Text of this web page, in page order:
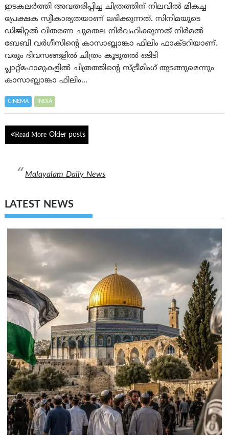
ഇടകലർത്തി അവതരിപ്പിച്ച ചിത്രത്തിന് നിലവിൽ മികച്ച
പ്രേക്ഷക സ്വീകാര്യതയാണ് ലഭിക്കുന്നത്. സിനിമയുടെ
ഡിജിറ്റൽ വിതരണ ചുമതല നിർവഹിക്കുന്നത് നിർമൽ
ബേബി വർഗീസിന്റെ കാസാബ്ലാങ്കാ ഫിലിം ഫാക്ടറിയാണ്.
വരും ദിവസങ്ങളിൽ ചിത്രം കൂടുതൽ ഒടിടി
പ്ലാറ്റ്ഫോമുകളിൽ ചിത്രത്തിന്റെ സ്ട്രീമിംഗ് തുടങ്ങുമെന്നും
കാസാബ്ലാങ്കാ ഫിലിം…
CINEMA INDIA
Posts
navigation
Older posts
Malayalam Daily News
LATEST NEWS